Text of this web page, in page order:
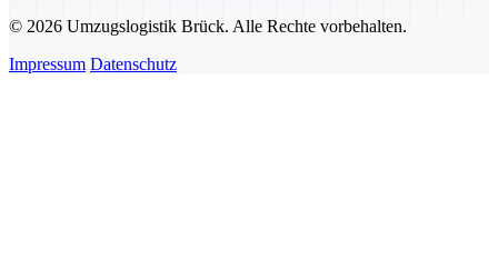
© 2026 Umzugslogistik Brück. Alle Rechte vorbehalten.
Impressum Datenschutz